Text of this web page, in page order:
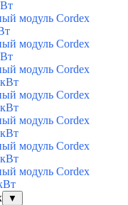
модуль Cordex
модуль Cordex
модуль Cordex
модуль Cordex
модуль Cordex
модуль Cordex
модуль Cordex
▼